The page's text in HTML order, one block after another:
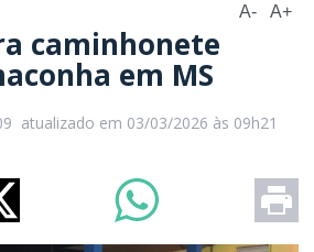
A- A+
caminhonete
em MS
atualizado em 03/03/2026 às 09h21